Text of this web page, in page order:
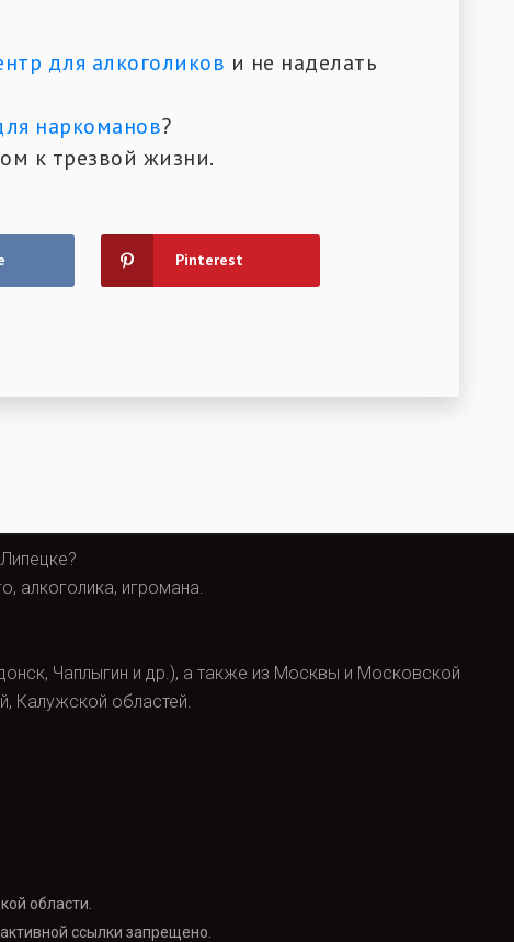
для алкоголиков и не наделать
наркоманов?
к трезвой жизни.
Pinterest
алкоголика, игромана.
Чаплыгин и др.), а также из Москвы и Московской
Калужской областей.
области.
ссылки запрещено.